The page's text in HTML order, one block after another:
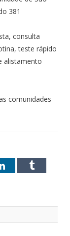
381
consulta
teste rápido
alistamento
comunidades
LinkedInTumblr